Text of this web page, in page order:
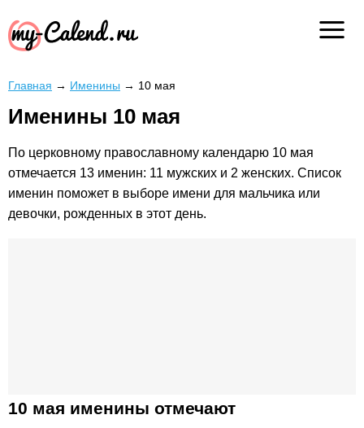
Главная → Именины → 10 мая
Именины 10 мая
По церковному православному календарю 10 мая
отмечается 13 именин: 11 мужских и 2 женских. Список
именин поможет в выборе имени для мальчика или
девочки, рожденных в этот день.
10 мая именины отмечают